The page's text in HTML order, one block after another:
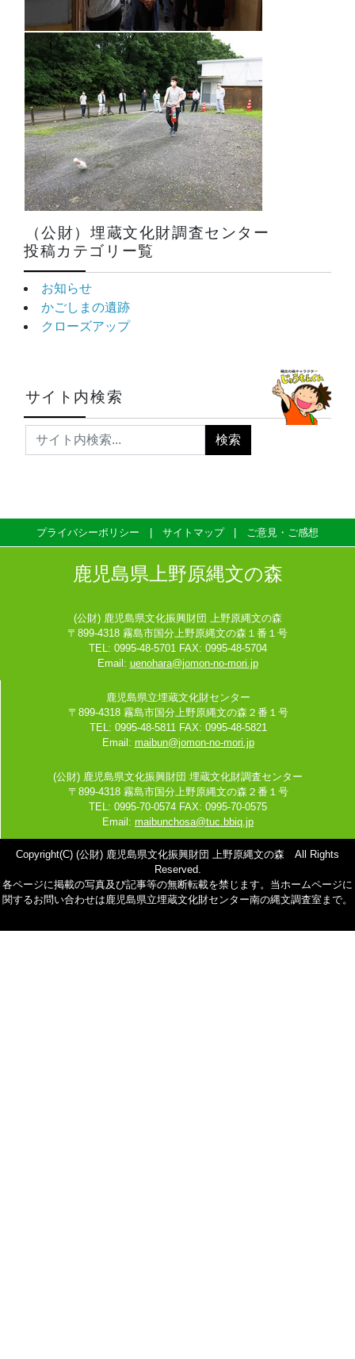
（公財）埋蔵文化財調査センター
投稿カテゴリー覧
お知らせ
かごしまの遺跡
クローズアップ
サイト内検索
プライバシーポリシー サイトマップ ご意見・ご感想
鹿児島県上野原縄文の森
(公財) 鹿児島県文化振興財団 上野原縄文の森
〒899-4318 霧島市国分上野原縄文の森１番１号
TEL: 0995-48-5701 FAX: 0995-48-5704
Email: uenohara@jomon-no-mori.jp
鹿児島県立埋蔵文化財センター
〒899-4318 霧島市国分上野原縄文の森２番１号
TEL: 0995-48-5811 FAX: 0995-48-5821
Email: maibun@jomon-no-mori.jp
(公財) 鹿児島県文化振興財団 埋蔵文化財調査センター
〒899-4318 霧島市国分上野原縄文の森２番１号
TEL: 0995-70-0574 FAX: 0995-70-0575
Email: maibunchosa@tuc.bbiq.jp
Copyright(C) (公財) 鹿児島県文化振興財団 上野原縄文の森 All Rights
Reserved.
各ページに掲載の写真及び記事等の無断転載を禁じます。当ホームページに
関するお問い合わせは鹿児島県立埋蔵文化財センター南の縄文調査室まで。